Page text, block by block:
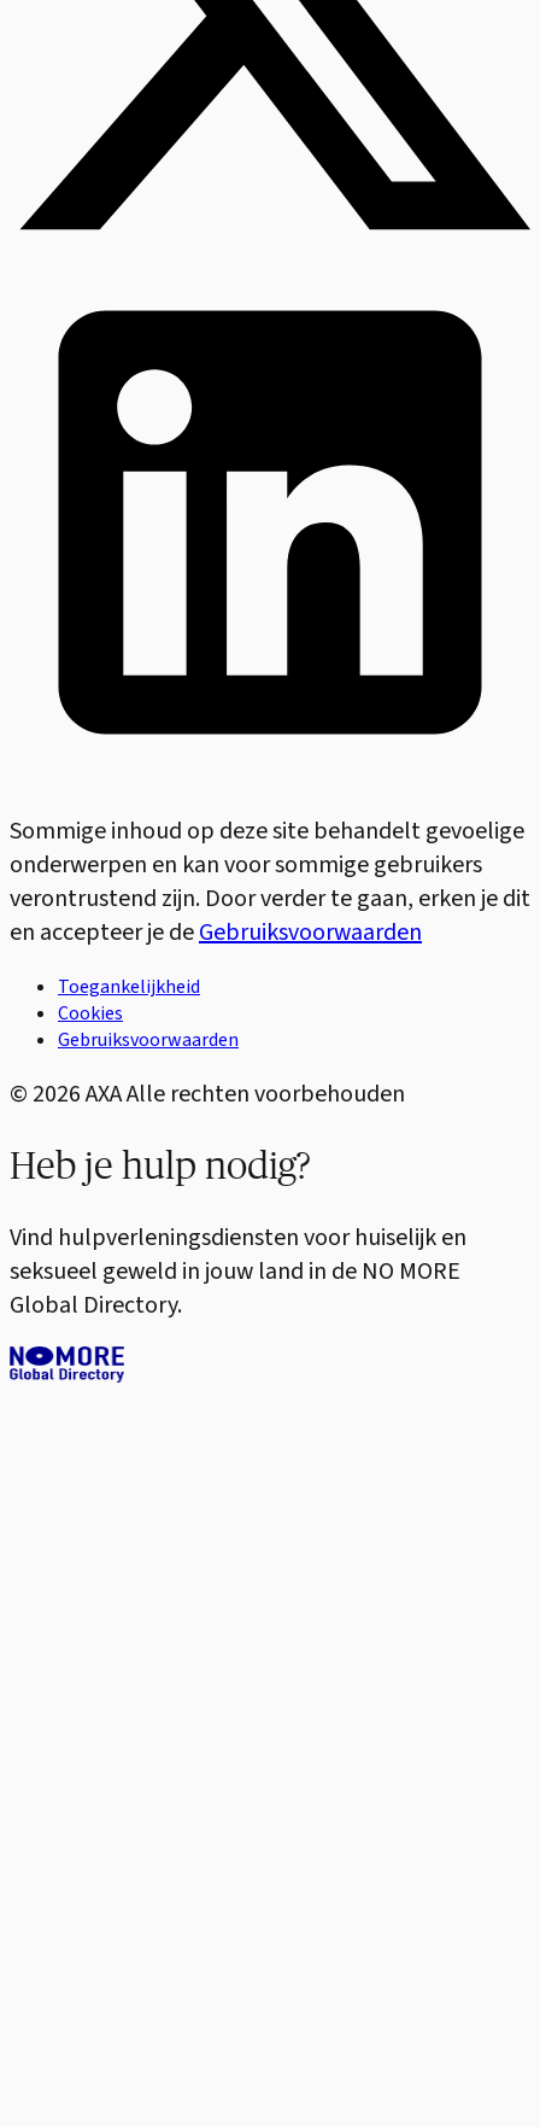
Sommige inhoud op deze site behandelt gevoelige
onderwerpen en kan voor sommige gebruikers
verontrustend zijn. Door verder te gaan, erken je dit
en accepteer je deGebruiksvoorwaarden
Toegankelijkheid
Cookies
Gebruiksvoorwaarden
© 2026AXA Alle rechten voorbehouden
Heb je hulp nodig?
Vind hulpverleningsdiensten voor huiselijk en
seksueel geweld in jouw land in de NO MORE
Global Directory.